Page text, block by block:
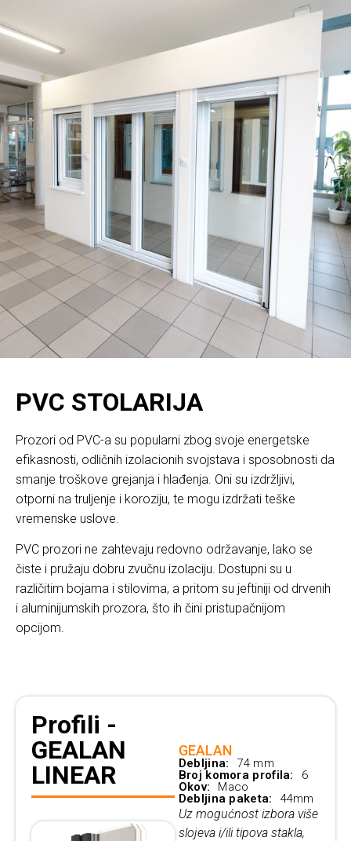
PVC STOLARIJA
Prozori od PVC-a su popularni zbog svoje energetske
efikasnosti, odličnih izolacionih svojstava i sposobnosti da
smanje troškove grejanja i hlađenja. Oni su izdržljivi,
otporni na truljenje i koroziju, te mogu izdržati teške
vremenske uslove.
PVC prozori ne zahtevaju redovno održavanje, lako se
čiste i pružaju dobru zvučnu izolaciju. Dostupni su u
različitim bojama i stilovima, a pritom su jeftiniji od drvenih
i aluminijumskih prozora, što ih čini pristupačnijom
opcijom.
Profili -
GEALAN
LINEAR
GEALAN
Debljina:
74 mm
Broj komora profila:
6
Okov:
Maco
Debljina paketa:
44mm
Uz mogućnost izbora više
slojeva i/ili tipova stakla,